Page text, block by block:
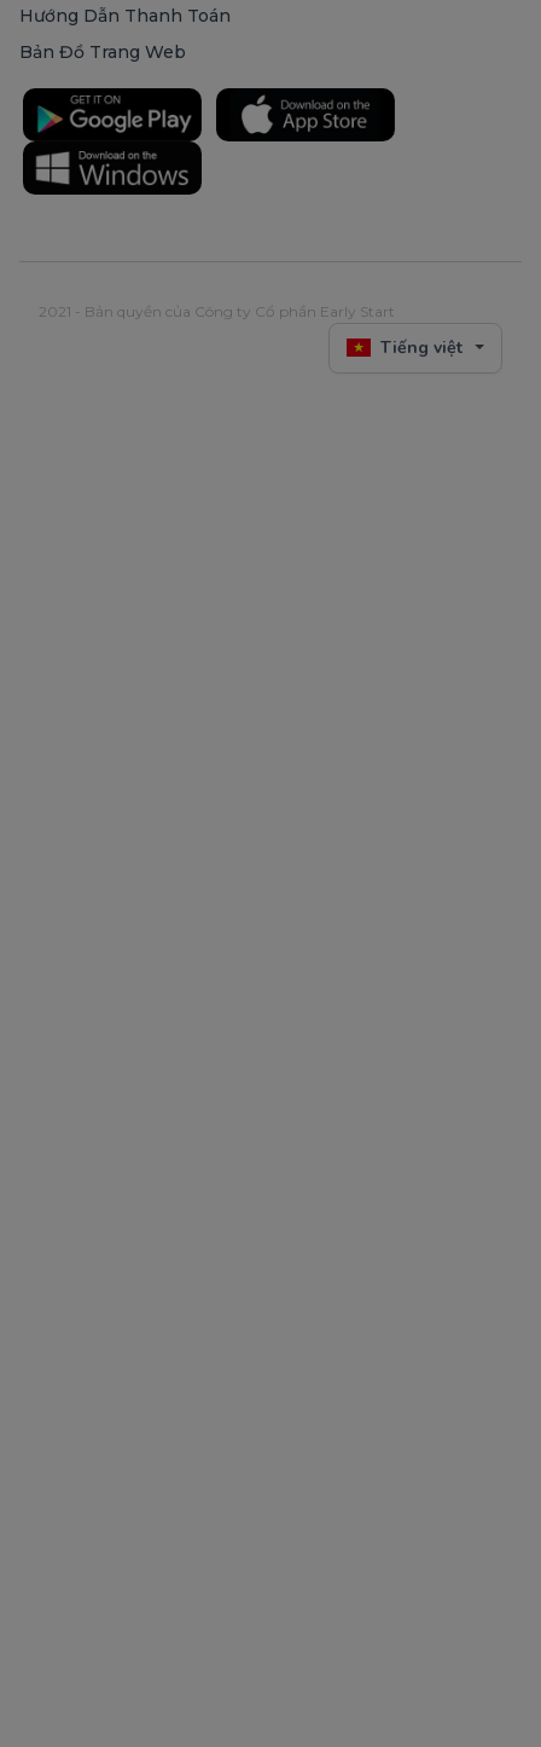
Hướng Dẫn Thanh Toán
Bản Đồ Trang Web
2021 - Bản quyền của Công ty Cổ phần Early Start
Tiếng việt